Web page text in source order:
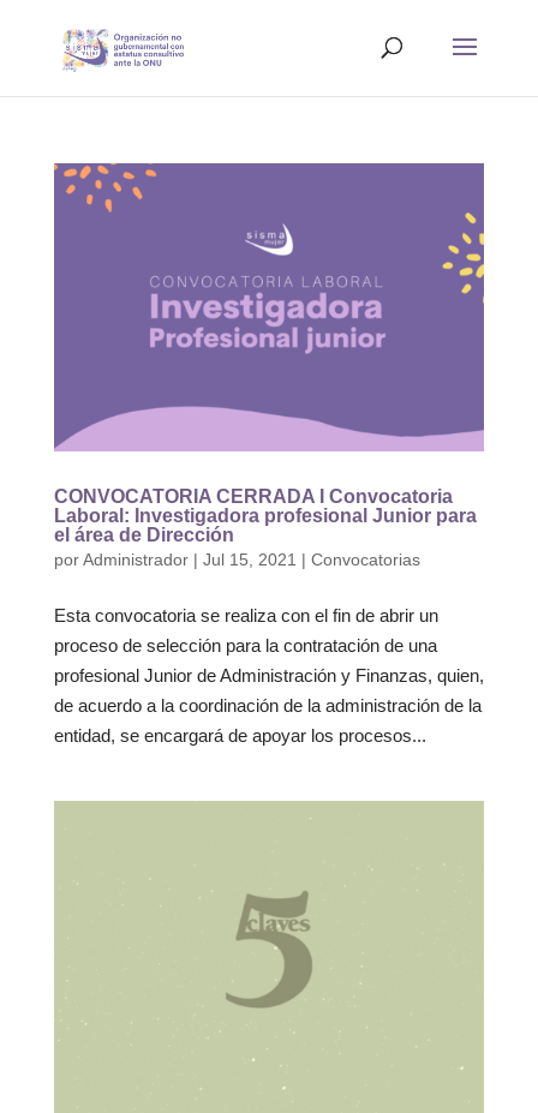
CONVOCATORIA CERRADA I Convocatoria
Laboral: Investigadora profesional Junior para
el área de Dirección
porAdministrador| Jul 15, 2021 | Convocatorias
Esta convocatoria se realiza con el fin de abrir un
proceso de selección para la contratación de una
profesional Junior de Administración y Finanzas, quien,
de acuerdo a la coordinación de la administración de la
entidad, se encargará de apoyar los procesos...